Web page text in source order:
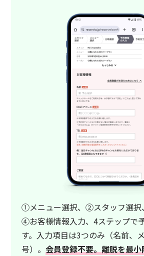
①メニュー選択、②スタッフ選択
④お客様情報入力、4ステップで
す。入力項目は3つのみ（名前、
号）。 会員登録不要。離脱を最